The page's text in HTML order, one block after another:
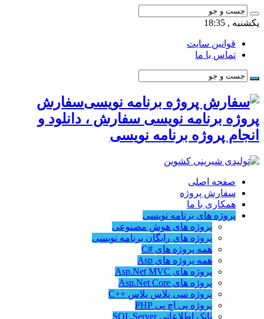
یکشنبه , 18:35
قوانین سایت
تماس با ما
سفارش
پروژه برنامه نویسی سفارش ، دانلود و
انجام پروژه برنامه نویسی
صفحه اصلی
سفارش پروژه
همکاری با ما
پروژه های برنامه نویسی
پروژه های هوش مصنوعی
پروژه های رایگان برنامه نویسی
همه پروژه های #C
همه پروژه های Asp
پروژه های Asp.Net MVC
پروژه های Asp.Net Core
پروژه سی پلاس پلاس ++C
پروژه پی اچ پی PHP
بانک اطلاعاتی SQL Server